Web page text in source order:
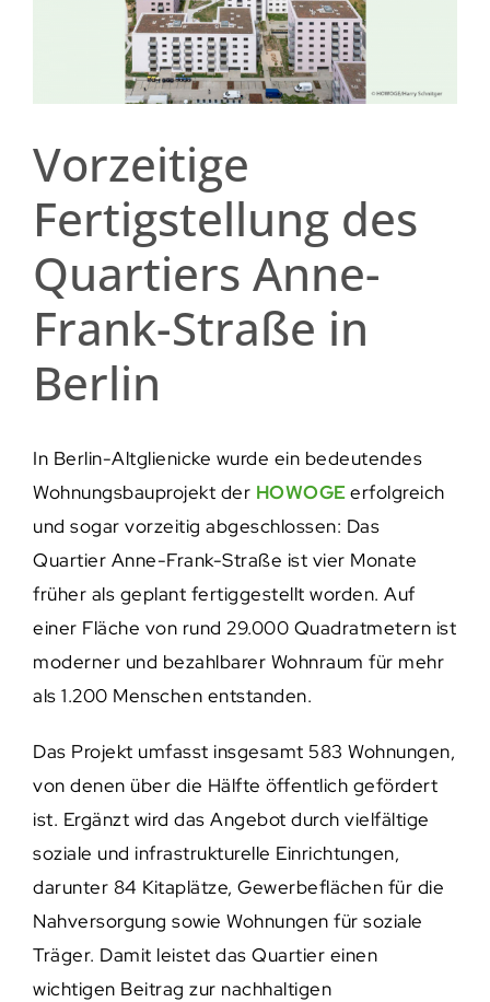
Vorzeitige
Fertigstellung des
Quartiers Anne-
Frank-Straße in
Berlin
In Berlin-Altglienicke wurde ein bedeutendes
Wohnungsbauprojekt der HOWOGEerfolgreich
und sogar vorzeitig abgeschlossen: Das
Quartier Anne-Frank-Straße ist vier Monate
früher als geplant fertiggestellt worden. Auf
einer Fläche von rund 29.000 Quadratmetern ist
moderner und bezahlbarer Wohnraum für mehr
als 1.200 Menschen entstanden.
Das Projekt umfasst insgesamt 583 Wohnungen,
von denen über die Hälfte öffentlich gefördert
ist. Ergänzt wird das Angebot durch vielfältige
soziale und infrastrukturelle Einrichtungen,
darunter 84 Kitaplätze, Gewerbeflächen für die
Nahversorgung sowie Wohnungen für soziale
Träger. Damit leistet das Quartier einen
wichtigen Beitrag zur nachhaltigen